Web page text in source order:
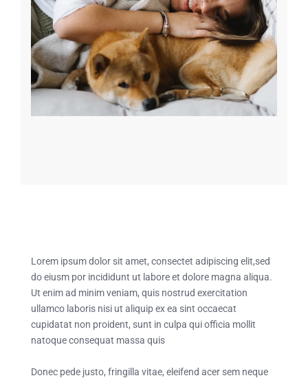
Lorem ipsum dolor sit amet, consectet adipiscing elit,sed
do eiusm por incididunt ut labore et dolore magna aliqua.
Ut enim ad minim veniam, quis nostrud exercitation
ullamco laboris nisi ut aliquip ex ea sint occaecat
cupidatat non proident, sunt in culpa qui officia mollit
natoque consequat massa quis
Donec pede justo, fringilla vitae, eleifend acer sem neque